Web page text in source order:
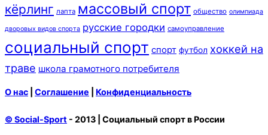
кёрлинг лапта массовый спорт общество олимпиада
дворовых видов спорта русские городки самоуправление
социальный спорт спорт футбол хоккей на
траве школа грамотного потребителя
О нас Соглашение Конфиденциальность
© Social-Sport - 2013 | Социальный спорт в России